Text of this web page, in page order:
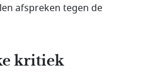
afspreken tegen de
kritiek